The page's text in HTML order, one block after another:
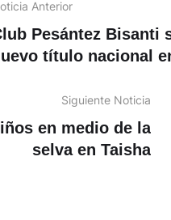
Anterior
Pesántez Bisanti
título nacional
Siguiente Noticia
en medio de la
selva en Taisha